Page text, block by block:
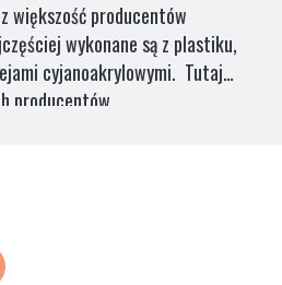
większość producentów
wykonane są z plastiku,
cyjanoakrylowymi. Tutaj
producentów.